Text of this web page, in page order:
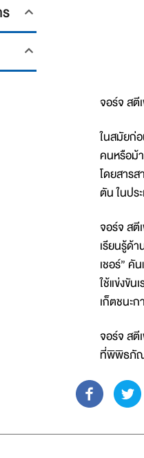
จอร์จ สตี
ในสมัยก่
คนหรือม้
โดยสาร
ตัน ในปร
จอร์จ สตี
เรียนรู้ด้
เชอร์” คั
ใช้แข่งขัน
เก็ตชนะ
จอร์จ สตี
ที่พิพิธภัณ